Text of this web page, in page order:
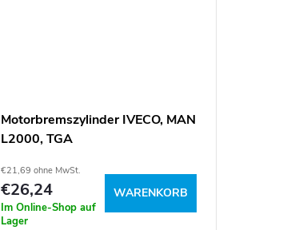
Motorbremszylinder IVECO, MAN
L2000, TGA
€21,69 ohne MwSt.
€26,24
Im Online-Shop auf
Lager
WARENKORB